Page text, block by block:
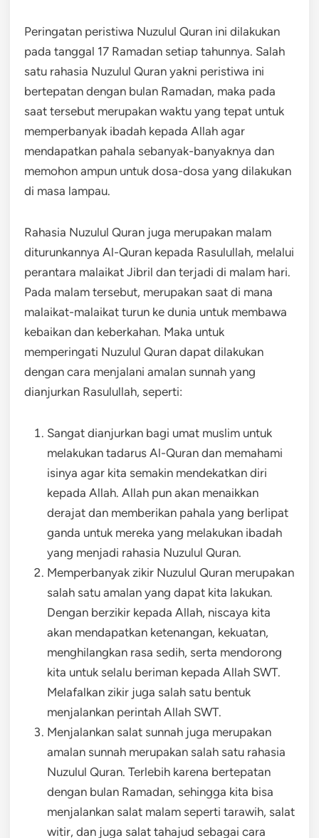
Peringatan peristiwa Nuzulul Quran ini dilakukan
pada tanggal 17 Ramadan setiap tahunnya. Salah
satu rahasia Nuzulul Quran yakni peristiwa ini
bertepatan dengan bulan Ramadan, maka pada
saat tersebut merupakan waktu yang tepat untuk
memperbanyak ibadah kepada Allah agar
mendapatkan pahala sebanyak-banyaknya dan
memohon ampun untuk dosa-dosa yang dilakukan
di masa lampau.
Rahasia Nuzulul Quran juga merupakan malam
diturunkannya Al-Quran kepada Rasulullah, melalui
perantara malaikat Jibril dan terjadi di malam hari.
Pada malam tersebut, merupakan saat di mana
malaikat-malaikat turun ke dunia untuk membawa
kebaikan dan keberkahan. Maka untuk
memperingati Nuzulul Quran dapat dilakukan
dengan cara menjalani amalan sunnah yang
dianjurkan Rasulullah, seperti:
Sangat dianjurkan bagi umat muslim untuk
melakukan tadarus Al-Quran dan memahami
isinya agar kita semakin mendekatkan diri
kepada Allah. Allah pun akan menaikkan
derajat dan memberikan pahala yang berlipat
ganda untuk mereka yang melakukan ibadah
yang menjadi rahasia Nuzulul Quran.
Memperbanyak zikir Nuzulul Quran merupakan
salah satu amalan yang dapat kita lakukan.
Dengan berzikir kepada Allah, niscaya kita
akan mendapatkan ketenangan, kekuatan,
menghilangkan rasa sedih, serta mendorong
kita untuk selalu beriman kepada Allah SWT.
Melafalkan zikir juga salah satu bentuk
menjalankan perintah Allah SWT.
Menjalankan salat sunnah juga merupakan
amalan sunnah merupakan salah satu rahasia
Nuzulul Quran. Terlebih karena bertepatan
dengan bulan Ramadan, sehingga kita bisa
menjalankan salat malam seperti tarawih, salat
witir, dan juga salat tahajud sebagai cara